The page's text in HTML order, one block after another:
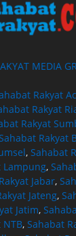
MEDIA
Rakyat
Rakyat
Rakyat
Sahabat Rakyat
, Sahabat
Lampung,
Jabar,
Jateng,
Jatim,
NTB, Sahabat